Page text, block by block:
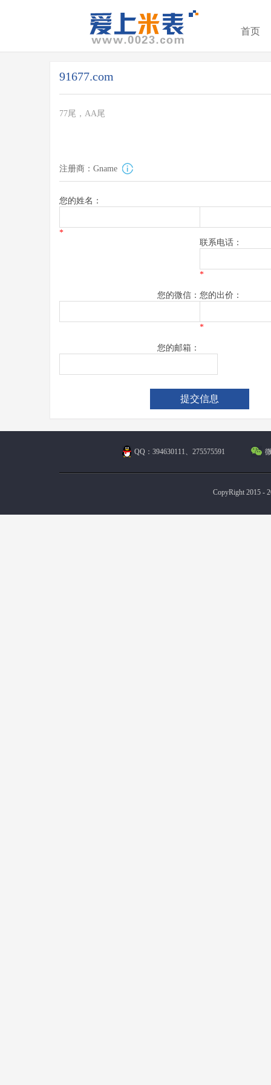
首页
91677.com
77尾，AA尾
注册商：Gname
您的姓名：
*
联系电话：
*
您的微信： 您的出价：
*
您的邮箱：
QQ：394630111、275575591
CopyRight 2015 -